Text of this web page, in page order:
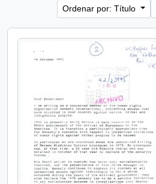
Ordenar por: Título